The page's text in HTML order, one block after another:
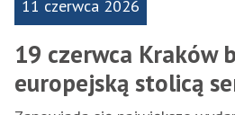
11 czerwca 2026
19 czerwca Kraków
europejską stolicą